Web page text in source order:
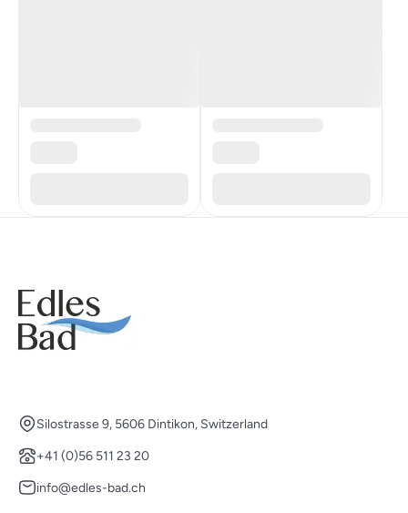
Silostrasse 9, 5606 Dintikon, Switzerland
+41 (0)56 511 23 20
info@edles-bad.ch